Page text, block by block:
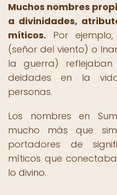
Muchos nombres
a divinidades,
míticos. Por
(señor del viento) o
la guerra)
deidades en la
personas.
Los nombres en
mucho más que
portadores de
míticos que
lo divino.